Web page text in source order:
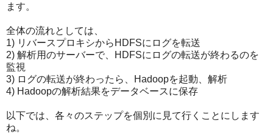
ます。
全体の流れとしては、
1) リバースプロキシからHDFSにログを転送
2) 解析用のサーバーで、HDFSにログの転送が終わるのを
監視
3) ログの転送が終わったら、Hadoopを起動、解析
4) Hadoopの解析結果をデータベースに保存
以下では、各々のステップを個別に見て行くことにします
ね。